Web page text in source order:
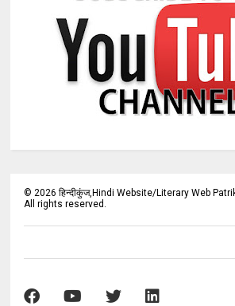
©2026 हिन्दीकुंज,Hindi Website/Literary Web
All rights reserved.